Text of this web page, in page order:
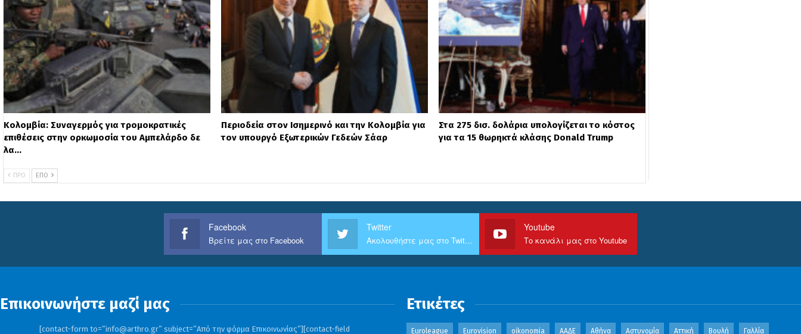
Κολομβία: Συναγερμός για τρομοκρατικές
επιθέσεις στην ορκωμοσία του Αμπελάρδο δε
λα…
Περιοδεία στον Ισημερινό και την Κολομβία για
τον υπουργό Εξωτερικών Γεδεών Σάαρ
Στα 275 δισ. δολάρια υπολογίζεται το κόστος
για τα 15 θωρηκτά κλάσης Donald Trump
ΠΡΟ ΕΠΌ
Facebook
Βρείτε μας στο Facebook
Twitter
Ακολουθήστε μας στο Twitter
Youtube
Το κανάλι μας στο Youtube
Επικοινωνήστε μαζί μας
[contact-form to=”info@arthro.gr” subject=”Από την φόρμα Επικοινωνίας”][contact-field
Ετικέτες
Euroleague Eurovision oikonomia ΑΑΔΕ Αθήνα Αστυνομία Αττική Βουλή Γαλλία